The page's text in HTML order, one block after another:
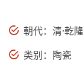
朝代：清·乾隆
类别：陶瓷